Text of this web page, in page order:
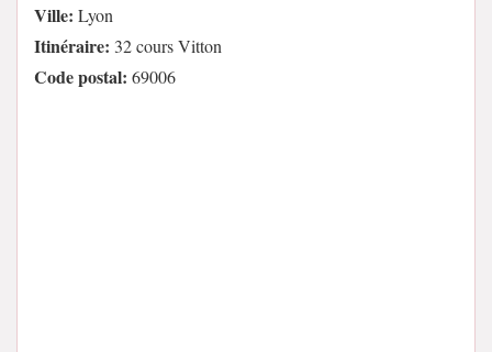
Ville: Lyon
Itinéraire: 32 cours Vitton
Code postal: 69006